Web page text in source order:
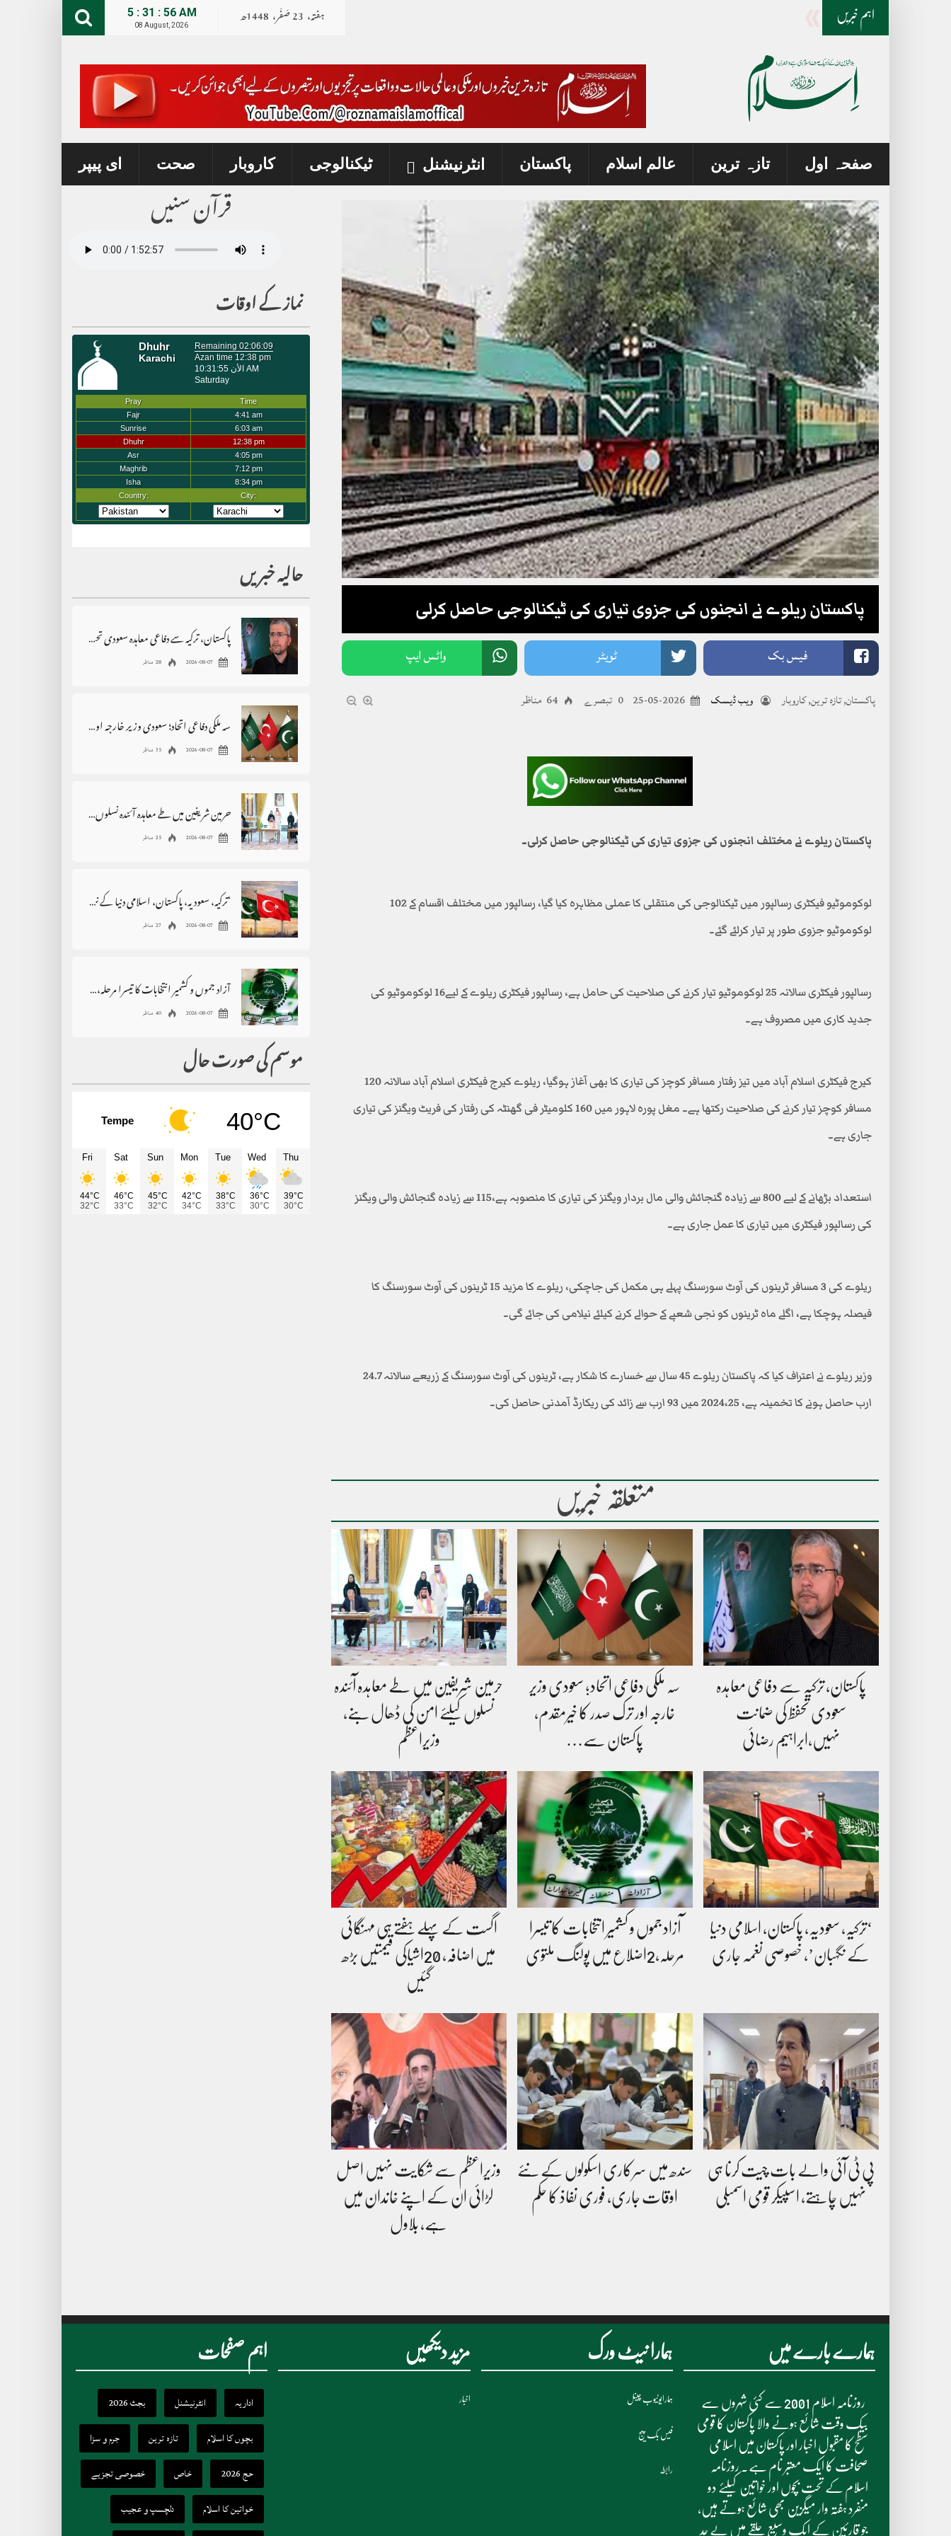
5 : 31 : 57 AM
08 August, 2026 ہفتہ،23صــَــفــَــر،1448ھ اہم خبریں
صفحہ اول تازہ ترین عالم اسلام پاکستان انٹرنیشنل ٹیکنالوجی کاروبار صحت ای پیپر
پاکستان ریلوے نے انجنوں کی جزوی تیاری کی ٹیکنالوجی حاصل کرلی
فیس بک ٹویٹر واٹس ایپ
پاکستان,تازہ ترین,کاروبار ویب ڈیسک 2026-05-25 0 تبصرے 64 مناظر
پاکستان ریلوے نے مختلف انجنوں کی جزوی تیاری کی ٹیکنالوجی حاصل کرلی۔
لوکوموٹیو فیکٹری رسالپور میں ٹیکنالوجی کی منتقلی کا عملی مظاہرہ کیا گیا، رسالپور میں مختلف اقسام کے 102
لوکوموٹیو جزوی طور پر تیار کرلئے گئے۔
رسالپور فیکٹری سالانہ 25 لوکوموٹیو تیار کرنے کی صلاحیت کی حامل ہے، رسالپور فیکٹری ریلوے کے لیے16 لوکوموٹیو کی
جدید کاری میں مصروف ہے۔
کیرج فیکٹری اسلام آباد میں تیز رفتار مسافر کوچز کی تیاری کا بھی آغاز ہوگیا، ریلوے کیرج فیکٹری اسلام آباد سالانہ 120
مسافر کوچز تیار کرنے کی صلاحیت رکتھا ہے۔ مغل پورہ لاہور میں 160 کلومیٹر فی گھنٹہ کی رفتار کی فریٹ ویگنز کی تیاری
جاری ہے۔
استعداد بڑھانے کے لیے 800 سے زیادہ گنجائش والی مال بردار ویگنز کی تیاری کا منصوبہ ہے،115 سے زیادہ گنجائش والی ویگنز
کی رسالپور فیکٹری میں تیاری کا عمل جاری ہے۔
ریلوے کی 3 مسافر ٹرینوں کی آوٹ سورسنگ پہلے ہی مکمل کی جاچکی، ریلوے کا مزید 15 ٹرینوں کی آوٹ سورسنگ کا
فیصلہ ہوچکا ہے، اگلے ماہ ٹرینوں کو نجی شعبے کے حوالے کرنے کیلئے نیلامی کی جائے گی۔
وزیر ریلوے نے اعتراف کیا کہ پاکستان ریلوے 45 سال سے خسارے کا شکار ہے، ٹرینوں کی آوٹ سورسنگ کے زریعے سالانہ 24.7
ارب حاصل ہونے کا تخمینہ ہے، 2024،25 میں 93 ارب سے زائد کی ریکارڈ آمدنی حاصل کی۔
متعلقہ خبریں
پاکستان، ترکیہ سے دفاعی معاہدہ
سعودی تحفظ کی ضمانت
نہیں،ابراہیم رضائی
سہ ملکی دفاعی اتحاد؛ سعودی وزیر
خارجہ اور ترک صدر کا خیرمقدم،
پاکستان سے…
حرمین شریفین میں طے معاہدہ آئندہ
نسلوں کیلئے امن کی ڈھال بنے،
وزیراعظم
‘ترکیہ، سعودیہ، پاکستان، اسلامی دنیا
کے نگہبان’، خصوصی نغمہ جاری
آزاد جموں و کشمیر انتخابات کا تیسرا
مرحلہ،2اضلاع میں پولنگ ملتوی
اگست کے پہلے ہفتے ہی مہنگائی
میں اضافہ، 20اشیاکی قیمتیں بڑھ
گئیں
پی ٹی آئی والے بات چیت کرنا ہی
نہیں چاہتے، اسپیکر قومی اسمبلی
سندھ میں سرکاری اسکولوں کے نئے
اوقات جاری، فوری نفاذ کا حکم
وزیراعظم سے شکایت نہیں اصل
لڑائی ان کے اپنے خاندان میں
ہے، بلاول
قرآن سنیں
نماز کے اوقات
حالیہ خبریں
پاکستان، ترکیہ سے دفاعی معاہدہ سعودی تحفظ کی ضمانت نہیں،ابراہیم رضائی
2026-08-07 28 مناظر
سہ ملکی دفاعی اتحاد؛ سعودی وزیر خارجہ اور ترک صدر کا خیرمقدم، پاکستان سے اظہارِ تشکر
2026-08-07 35 مناظر
حرمین شریفین میں طے معاہدہ آئندہ نسلوں کیلئے امن کی ڈھال بنے، وزیراعظم
2026-08-07 25 مناظر
‘ترکیہ، سعودیہ، پاکستان، اسلامی دنیا کے نگہبان’، خصوصی نغمہ جاری
2026-08-07 27 مناظر
آزاد جموں و کشمیر انتخابات کا تیسرا مرحلہ،2اضلاع میں پولنگ ملتوی
2026-08-07 40 مناظر
موسم کی صورت حال
Tempe 40°C
Fri
44°C
32°C
Sat
46°C
33°C
Sun
45°C
32°C
Mon
42°C
34°C
Tue
38°C
33°C
Wed
36°C
30°C
Thu
39°C
30°C
ہمارے بارے میں
روزنامہ اسلام 2001 سے کئی شہروں سے
بیک وقت شائع ہونے والا پاکستان کا قومی
سطح کا مقبول اخبار اور پاکستان میں اسلامی
صحافت کا ایک معتبر نام ہے۔ روزنامہ
اسلام کے تحت بچوں اور خواتین کیلئے دو
منفرد ہفتہ وار میگزین بھی شائع ہوتے ہیں،
جو قارئین کے ایک وسیع حلقے میں بے حد
ہمارا نیٹ ورک
ہمارایوٹیوب چینل
فیس بک پیج
رابطہ
مزید دیکھیں
اخبار
اہم صفحات
اداریہ انٹرنیشنل
بجٹ 2026
بچوں کا اسلام
تازہ ترین
جرم و سزا
حج 2026
خاص
خصوصی تجزیے
خواتین کا اسلام
دلچسپ و عجیب